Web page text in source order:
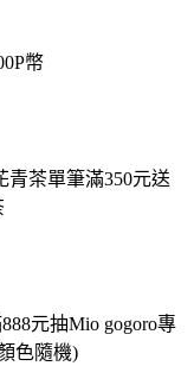
幣
青茶單筆滿350元送
元抽Mio gogoro專
色隨機)